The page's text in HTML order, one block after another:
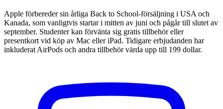
Apple förbereder sin årliga Back to School-försäljning i USA och
Kanada, som vanligtvis startar i mitten av juni och pågår till slutet av
september. Studenter kan förvänta sig gratis tillbehör eller
presentkort vid köp av Mac eller iPad. Tidigare erbjudanden har
inkluderat AirPods och andra tillbehör värda upp till 199 dollar.